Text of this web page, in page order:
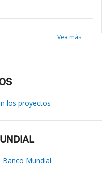
Vea más
los proyectos
Banco Mundial